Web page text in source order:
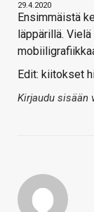
29.4.2020
Ensimmäistä
läppärillä.
Edit: kiitokset
Kirjaudu sisään